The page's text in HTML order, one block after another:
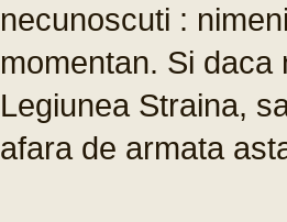
necunoscuti :
momentan. Si
Legiunea Straina,
afara de armata